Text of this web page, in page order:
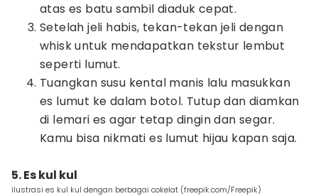
atas es batu sambil diaduk cepat.
Setelah jeli habis, tekan-tekan jeli dengan
whisk untuk mendapatkan tekstur lembut
seperti lumut.
Tuangkan susu kental manis lalu masukkan
es lumut ke dalam botol. Tutup dan diamkan
di lemari es agar tetap dingin dan segar.
Kamu bisa nikmati es lumut hijau kapan saja.
5. Es kul kul
ilustrasi es kul kul dengan berbagai cokelat (freepik.com/Freepik)